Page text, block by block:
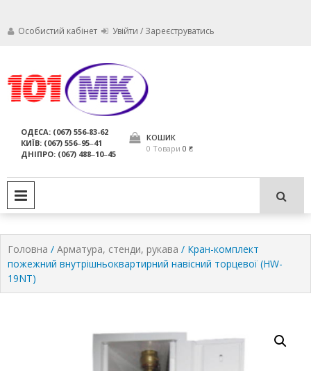
Особистий кабінет Увійти / Зареєструватись
компанія МАРКО
використання за призначенням.
ОДЕСА: (067) 556-83-62
КИЇВ: (067) 556‒95‒41
ДНІПРО: (067) 488‒10‒45
КОШИК
0 Товари 0 ₴
Головна / Арматура, стенди, рукава / Кран-комплект
пожежний внутрішньоквартирний навісний торцевої (HW-
19NT)